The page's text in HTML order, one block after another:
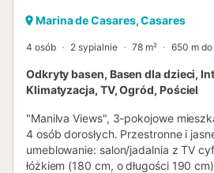
Marina de Casares, Casares
4 osób 2 sypialnie 78 m² 650 m
Odkryty basen, Basen dla dzieci,
Klimatyzacja, TV, Ogród, Pościel
"Manilva Views", 3-pokojowe
4 osób dorosłych. Przestronne i
umeblowanie: salon/jadalnia z TV
łóżkiem (180 cm, o długości 190